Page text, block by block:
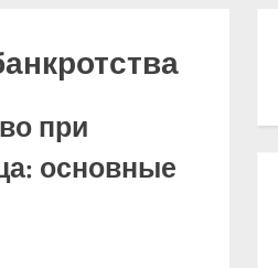
при
основные